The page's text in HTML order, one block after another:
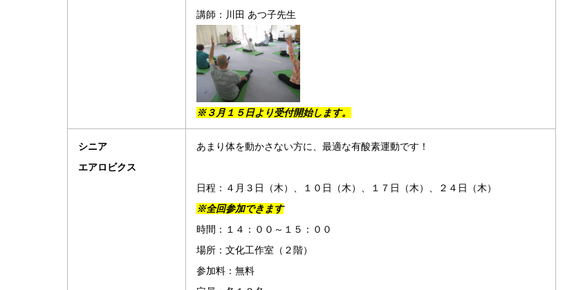
講師：川田 あつ子先生
※３月１５日より受付開始します。
シニア
エアロビクス
あまり体を動かさない方に、最適な有酸素運動です！
日程：４月３日（木）、１０日（木）、１７日（木）、２４日（木）
※全回参加できます
時間：１４：００～１５：００
場所：文化工作室（２階）
参加料：無料